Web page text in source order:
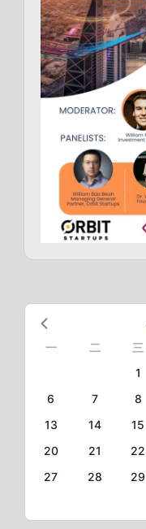
一 二 三
1
6
7 8
13
14 15
20
21 22
27
28 29